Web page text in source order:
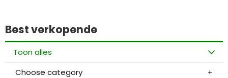
Best verkopende
Toon alles
Choose category